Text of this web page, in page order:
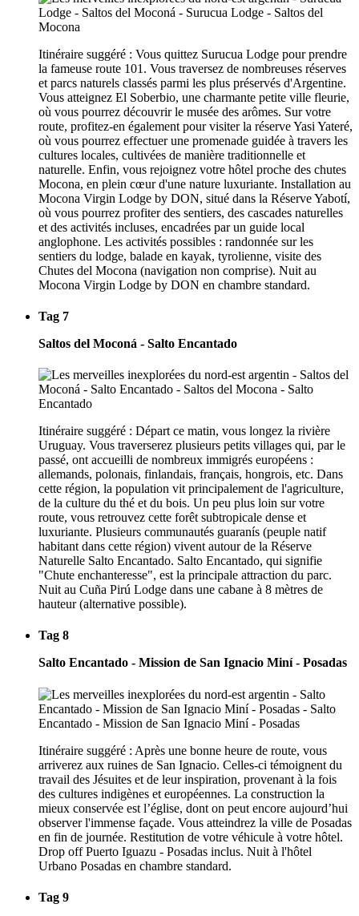
Itinéraire suggéré : Vous quittez Surucua Lodge pour prendre
la fameuse route 101. Vous traversez de nombreuses réserves
et parcs naturels classés parmi les plus préservés d'Argentine.
Vous atteignez El Soberbio, une charmante petite ville fleurie,
où vous pourrez découvrir le musée des arômes. Sur votre
route, profitez-en également pour visiter la réserve Yasi Yateré,
où vous pourrez effectuer une promenade guidée à travers les
cultures locales, cultivées de manière traditionnelle et
naturelle. Enfin, vous rejoignez votre hôtel proche des chutes
Mocona, en plein cœur d'une nature luxuriante. Installation au
Mocona Virgin Lodge by DON, situé dans la Réserve Yabotí,
où vous pourrez profiter des sentiers, des cascades naturelles
et des activités incluses, encadrées par un guide local
anglophone. Les activités possibles : randonnée sur les
sentiers du lodge, balade en kayak, tyrolienne, visite des
Chutes del Mocona (navigation non comprise). Nuit au
Mocona Virgin Lodge by DON en chambre standard.
Tag 7
Saltos del Moconá - Salto Encantado
Itinéraire suggéré : Départ ce matin, vous longez la rivière
Uruguay. Vous traverserez plusieurs petits villages qui, par le
passé, ont accueilli de nombreux immigrés européens :
allemands, polonais, finlandais, français, hongrois, etc. Dans
cette région, la population vit principalement de l'agriculture,
de la culture du thé et du bois. Un peu plus loin sur votre
route, vous retrouvez cette forêt subtropicale dense et
luxuriante. Plusieurs communautés guaranís (peuple natif
habitant dans cette région) vivent autour de la Réserve
Naturelle Salto Encantado. Salto Encantado, qui signifie
"Chute enchanteresse", est la principale attraction du parc.
Nuit au Cuña Pirú Lodge dans une cabane à 8 mètres de
hauteur (alternative possible).
Tag 8
Salto Encantado - Mission de San Ignacio Miní - Posadas
Itinéraire suggéré : Après une bonne heure de route, vous
arriverez aux ruines de San Ignacio. Celles-ci témoignent du
travail des Jésuites et de leur inspiration, provenant à la fois
des cultures indigènes et européennes. La construction la
mieux conservée est l’église, dont on peut encore aujourd’hui
observer l'immense façade. Vous atteindrez la ville de Posadas
en fin de journée. Restitution de votre véhicule à votre hôtel.
Drop off Puerto Iguazu - Posadas inclus. Nuit à l'hôtel
Urbano Posadas en chambre standard.
Tag 9